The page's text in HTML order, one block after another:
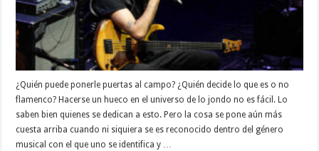
¿Quién puede ponerle puertas al campo? ¿Quién decide lo que es o no
flamenco? Hacerse un hueco en el universo de lo jondo no es fácil. Lo
saben bien quienes se dedican a esto. Pero la cosa se pone aún más
cuesta arriba cuando ni siquiera se es reconocido dentro del género
musical con el que uno se identifica y …